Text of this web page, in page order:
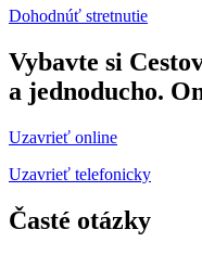
Dohodnúť stretnutie
Vybavte si
a jednoducho.
Uzavrieť online
Uzavrieť telefonicky
Časté otázky